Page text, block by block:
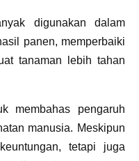
digunakan dalam
panen, memperbaiki
tanaman lebih tahan
membahas pengaruh
manusia. Meskipun
tetapi juga